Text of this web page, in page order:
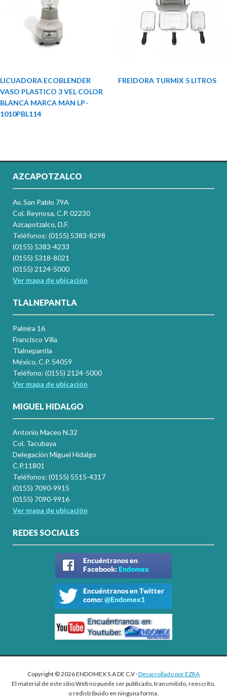
LICUADORA ECOBLENDER
VASO PLASTICO 3 VEL COLOR
BLANCA MARCA MAN LP-
1010PBL114
FREIDORA TURMIX 5 LITROS
AZCAPOTZALCO
Av. San Pablo 79A
Col. Reynosa, C.P. 02230
Azcapotzalco, D.F.
Teléfonos: (0155) 5383-8298
(0155) 5383-4233
(0155) 5318-8021
(0155) 2124-5000
Ver mapa de ubicación
TLALNEPANTLA
Palmira 16
Francisco Villa
Tlalnepantla
México, C.P. 54059
Teléfono: (0155) 2124-5000
Ver mapa de ubicación
MIGUEL HIDALGO
Antonio Maceo N.32
Col. Tacubaya
Delegación Miguel Hidalgo
C.P.11801
Teléfonos: (0155) 5515-4317
(0155) 7090-9915
(0155) 7090-9916
Ver mapa de ubicación
REDES SOCIALES
Copyright © 2026 ENDOMEX S.A DE C.V ·Desarrollado por EZRA
El material de este sitio Web no puede ser publicado, transmitido, reescrito,
o redistribuido en ninguna forma.